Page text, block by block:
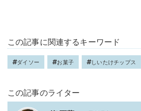
この記事に関連するキーワード
ダイソー お菓子 しいたけチップス
この記事のライター